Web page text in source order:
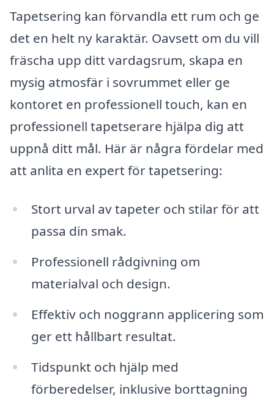
Tapetsering kan förvandla ett rum och ge
det en helt ny karaktär. Oavsett om du vill
fräscha upp ditt vardagsrum, skapa en
mysig atmosfär i sovrummet eller ge
kontoret en professionell touch, kan en
professionell tapetserare hjälpa dig att
uppnå ditt mål. Här är några fördelar med
att anlita en expert för tapetsering:
Stort urval av tapeter och stilar för att
passa din smak.
Professionell rådgivning om
materialval och design.
Effektiv och noggrann applicering som
ger ett hållbart resultat.
Tidspunkt och hjälp med
förberedelser, inklusive borttagning